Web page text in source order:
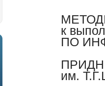
к
ПО
им.